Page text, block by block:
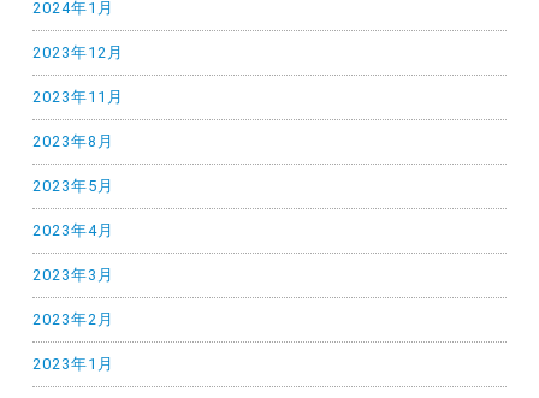
2024年1月
2023年12月
2023年11月
2023年8月
2023年5月
2023年4月
2023年3月
2023年2月
2023年1月